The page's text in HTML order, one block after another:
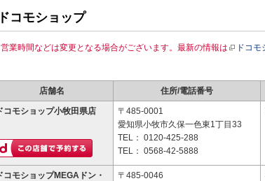
ドコモショップ
営業時間などは変更となる場合がございます。最新の情報は ドコ
店舗名 住所/電話番号
コモショップ小牧田県店
〒485-0001
愛知県小牧市久保一色東1丁目33
TEL： 0120-425-288
TEL： 0568-42-5888
コモショップMEGAドン・
〒485-0046